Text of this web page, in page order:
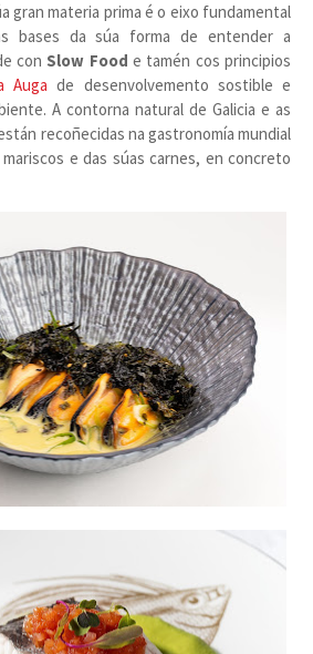
gran materia prima é o eixo fundamental
bases da súa forma de entender a
con Slow Food e tamén cos principios
Auga de desenvolvemento sostible e
A contorna natural de Galicia e as
recoñecidas na gastronomía mundial
e das súas carnes, en concreto